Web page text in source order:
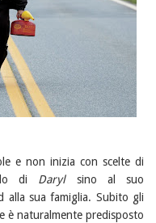
e non inizia con scelte di
di Darylsino al suo
alla sua famiglia. Subito gli
è naturalmente predisposto